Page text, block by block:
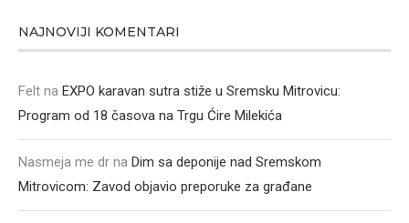
NAJNOVIJI KOMENTARI
Felt na EXPO karavan sutra stiže u Sremsku Mitrovicu:
Program od 18 časova na Trgu Ćire Milekića
Nasmeja me dr na Dim sa deponije nad Sremskom
Mitrovicom: Zavod objavio preporuke za građane